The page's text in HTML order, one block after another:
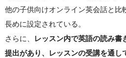
他の子供向けオンライン英会話と比
長めに設定されている。
さらに、
レッスン内で英語の読み書
提出があり、レッスンの受講を通し